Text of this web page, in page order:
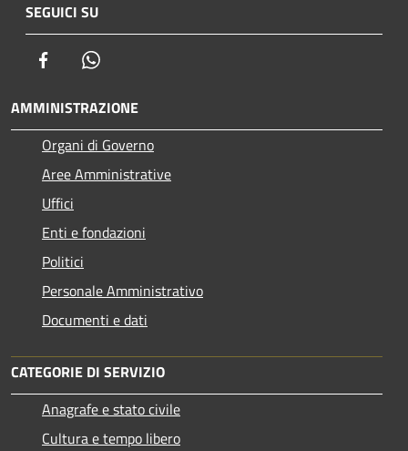
SEGUICI SU
Facebook
AMMINISTRAZIONE
Organi di Governo
Aree Amministrative
Uffici
Enti e fondazioni
Politici
Personale Amministrativo
Documenti e dati
CATEGORIE DI SERVIZIO
Anagrafe e stato civile
Cultura e tempo libero